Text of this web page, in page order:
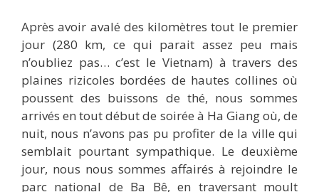
Après avoir avalé des kilomètres tout le premier
jour (280 km, ce qui parait assez peu mais
n’oubliez pas… c’est le Vietnam) à travers des
plaines rizicoles bordées de hautes collines où
poussent des buissons de thé, nous sommes
arrivés en tout début de soirée à Ha Giang où, de
nuit, nous n’avons pas pu profiter de la ville qui
semblait pourtant sympathique. Le deuxième
jour, nous nous sommes affairés à rejoindre le
parc national de Ba Bê, en traversant moult